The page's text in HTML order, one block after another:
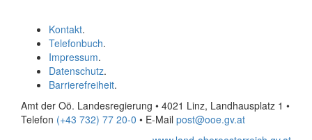
Kontakt.
Telefonbuch.
Impressum.
Datenschutz.
Barrierefreiheit.
Amt der Oö. Landesregierung • 4021 Linz, Landhausplatz 1 •
Telefon (+43 732) 77 20-0 • E-Mail post@ooe.gv.at